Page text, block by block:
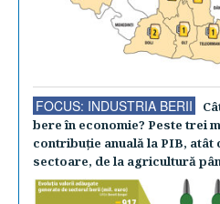
FOCUS: INDUSTRIA BERII
bere în economie? Peste trei
contribuţie anuală la PIB, atât
sectoare, de la agricultură